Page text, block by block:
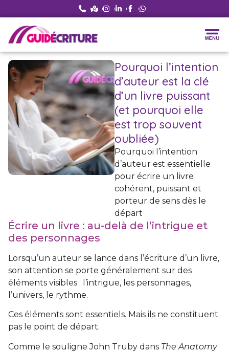
Pourquoi l’intention
d’auteur est la clé
d’un livre puissant
(et pourquoi elle
est trop souvent
oubliée)
Pourquoi l’intention
d’auteur est essentielle
pour écrire un livre
cohérent, puissant et
porteur de sens dès le
départ
Écrire un livre : au-delà de l’intrigue et
des personnages
Lorsqu’un auteur se lance dans l’écriture d’un livre,
son attention se porte généralement sur des
éléments visibles : l’intrigue, les personnages,
l’univers, le rythme.
Ces éléments sont essentiels. Mais ils ne constituent
pas le point de départ.
Comme le souligne John Truby dans The Anatomy